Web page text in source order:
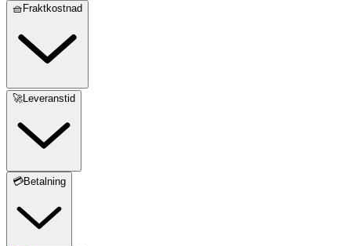
🧺Fraktkostnad
🚀Leveranstid
💳Betalning